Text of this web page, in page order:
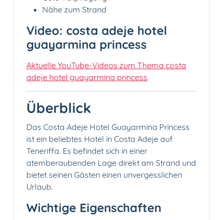
Nähe zum Strand
Video: costa adeje hotel
guayarmina princess
Aktuelle YouTube-Videos zum Thema costa
adeje hotel guayarmina princess
Überblick
Das Costa Adeje Hotel Guayarmina Princess
ist ein beliebtes Hotel in Costa Adeje auf
Teneriffa. Es befindet sich in einer
atemberaubenden Lage direkt am Strand und
bietet seinen Gästen einen unvergesslichen
Urlaub.
Wichtige Eigenschaften